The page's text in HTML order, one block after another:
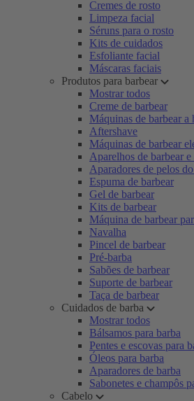
Cremes de rosto
Limpeza facial
Séruns para o rosto
Kits de cuidados
Esfoliante facial
Máscaras faciais
Produtos para barbear
Mostrar todos
Creme de barbear
Máquinas de barbear a
Aftershave
Máquinas de barbear
Aparelhos de barbear e
Aparadores de pelos
Espuma de barbear
Gel de barbear
Kits de barbear
Máquina de barbear
Navalha
Pincel de barbear
Pré-barba
Sabões de barbear
Suporte de barbear
Taça de barbear
Cuidados de barba
Mostrar todos
Bálsamos para barba
Pentes e escovas para
Óleos para barba
Aparadores de barba
Sabonetes e champôs
Cabelo